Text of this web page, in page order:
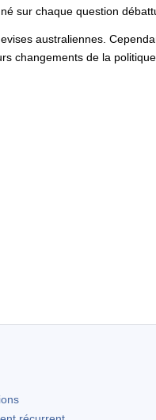
sur chaque question
australiennes.
changements de la